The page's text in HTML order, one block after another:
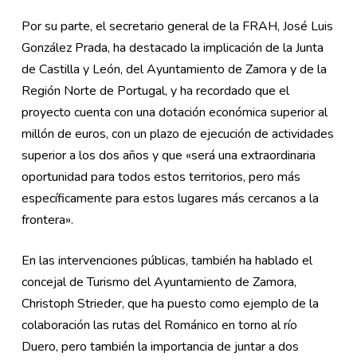
Por su parte, el secretario general de la FRAH, José Luis
González Prada, ha destacado la implicación de la Junta
de Castilla y León, del Ayuntamiento de Zamora y de la
Región Norte de Portugal, y ha recordado que el
proyecto cuenta con una dotación económica superior al
millón de euros, con un plazo de ejecución de actividades
superior a los dos años y que «será una extraordinaria
oportunidad para todos estos territorios, pero más
específicamente para estos lugares más cercanos a la
frontera».
En las intervenciones públicas, también ha hablado el
concejal de Turismo del Ayuntamiento de Zamora,
Christoph Strieder, que ha puesto como ejemplo de la
colaboración las rutas del Románico en torno al río
Duero, pero también la importancia de juntar a dos